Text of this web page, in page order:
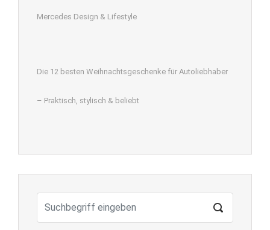
Mercedes Design & Lifestyle
Die 12 besten Weihnachtsgeschenke für Autoliebhaber
– Praktisch, stylisch & beliebt